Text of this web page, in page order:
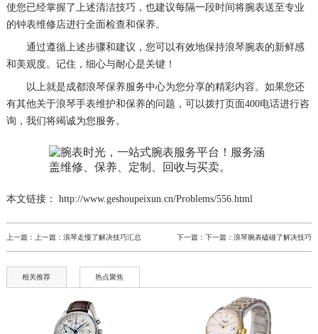
使您已经掌握了上述清洁技巧，也建议每隔一段时间将腕表送至专业
的钟表维修店进行全面检查和保养。
通过遵循上述步骤和建议，您可以有效地保持浪琴腕表的新鲜感
和美观度。记住，细心与耐心是关键！
以上就是成都浪琴保养服务中心为您分享的精彩内容。如果您还
有其他关于浪琴手表维护和保养的问题，可以拨打页面400电话进行咨
询，我们将竭诚为您服务。
本文链接： http://www.geshoupeixun.cn/Problems/556.html
上一篇：上一篇： 浪琴走慢了解决技巧汇总 下一篇：下一篇：浪琴腕表磕碰了解决技巧
相关推荐 热点聚焦